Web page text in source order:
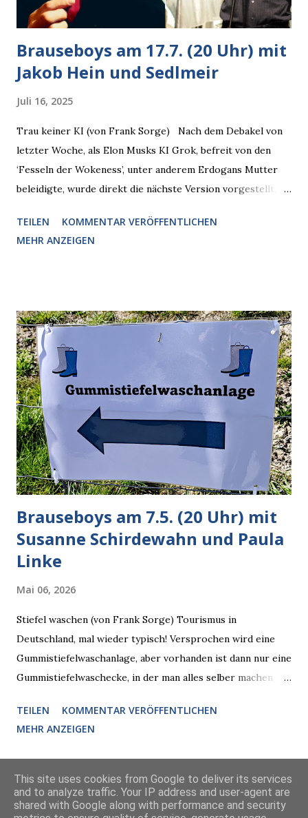
Brauseboys am 17.7. (20 Uhr) mit
Jakob Hein und Sedlmeir
Juli 16, 2025
Trau keiner KI (von Frank Sorge) Nach dem Debakel von
letzter Woche, als Elon Musks KI Grok, befreit von den
‘Fesseln der Wokeness’, unter anderem Erdogans Mutter
beleidigte, wurde direkt die nächste Version vorgestellt,
radikalisierte, weil sie ohnehin kurz vor dem Austausch
stand. Das ist sogar recht logisch, aber nicht, um den
unauffälliger machen muss, damit die KI rechtslastig
argumentiert. So wird jetzt berichtet, dass der neue Grok
bei diversen Anfragen zu kontroversen Themen auf dem
Weg zu einer Antwort erst einmal Elons eigene Sicht der
Dinge auf Twitter abfragen und entscheidend relevant
verarbeiten muss. Das ist lächerlich und gefährlich
zugleich. Denn eine Information fehlt noch, Grok soll
künftig in den US-amerikanischen Behörden mitarbeiten,
zuvord...
TEILEN
KOMMENTAR VERÖFFENTLICHEN
MEHR ANZEIGEN
Brauseboys am 7.5. (20 Uhr) mit
Susanne Schirdewahn und Paula
Linke
Mai 06, 2026
Stiefel waschen (von Frank Sorge) Tourismus in
Deutschland, mal wieder typisch! Versprochen wird eine
Gummistiefelwaschanlage, aber vorhanden ist dann nur eine
Gummistiefelwaschecke, in der man alles selber machen
Susanne Schirdewahn und Paula Linke Haus der Sinne
(Ystader Str. 10) Es war ein schöner Ausflug in den
Reisen. Vor allem, wenn man so doppelt erlesenen Besuch
bekommt wie diesen Donnerstag, da will man nicht
improvisieren, da will man auch mal festlich präsentieren:
TEILEN
KOMMENTAR VERÖFFENTLICHEN
MEHR ANZEIGEN
Powered by Blogger
This site uses cookies from Google to deliver its services
and to analyze traffic. Your IP address and user-agent are
shared with Google along with performance and security